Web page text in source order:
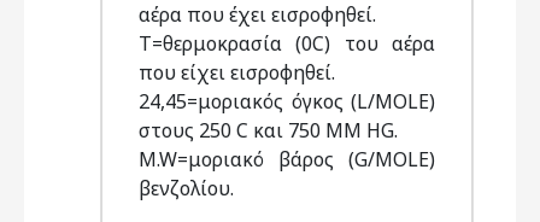
αέρα που έχει εισροφηθεί.
Τ=θερμοκρασία (0C) του αέρα
που είχει εισροφηθεί.
24,45=μοριακός όγκος (L/MOLE)
στους 250 C και 750 MM HG.
M.W=μοριακό βάρος (G/MOLE)
βενζολίου.